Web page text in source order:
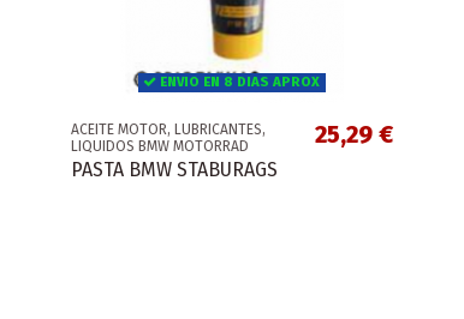
ENVIO EN 8 DIAS APROX
ACEITE MOTOR, LUBRICANTES,
LIQUIDOS BMW MOTORRAD
PASTA BMW STABURAGS
25,29 €